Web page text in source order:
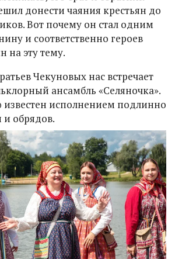
донести чаяния крестьян до
Вот почему он стал одним
и соответственно героев
на эту тему.
Чекуновых нас встречает
ансамбль «Селяночка».
известен исполнением подлинно
обрядов.